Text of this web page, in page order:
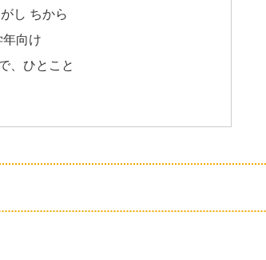
し ちから
年向け
、ひとこと